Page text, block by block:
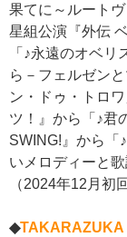
果てに～ルート
星組公演『外伝
「♪永遠のオベ
ら－フェルゼン
ン・ドゥ・トロ
ツ！』から「♪君
SWING!』から「
いメロディーと
（2024年12月初
◆TAKARAZUKA